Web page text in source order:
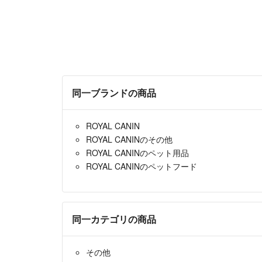
同一ブランドの商品
ROYAL CANIN
ROYAL CANINのその他
ROYAL CANINのペット用品
ROYAL CANINのペットフード
同一カテゴリの商品
その他